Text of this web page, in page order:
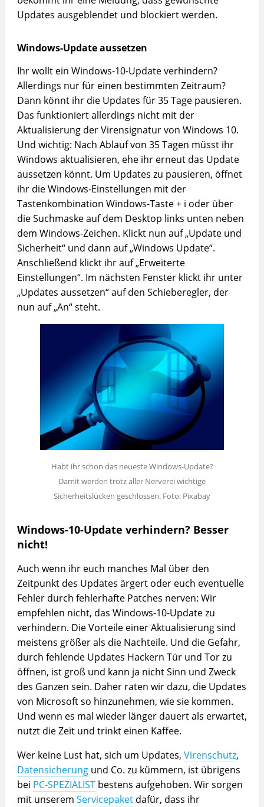
Updates ausgeblendet und blockiert werden.
Windows-Update aussetzen
Ihr wollt ein Windows-10-Update verhindern?
Allerdings nur für einen bestimmten Zeitraum?
Dann könnt ihr die Updates für 35 Tage pausieren.
Das funktioniert allerdings nicht mit der
Aktualisierung der Virensignatur von Windows 10.
Und wichtig: Nach Ablauf von 35 Tagen müsst ihr
Windows aktualisieren, ehe ihr erneut das Update
aussetzen könnt. Um Updates zu pausieren, öffnet
ihr die Windows-Einstellungen mit der
Tastenkombination Windows-Taste + i oder über
die Suchmaske auf dem Desktop links unten neben
dem Windows-Zeichen. Klickt nun auf „Update und
Sicherheit“ und dann auf „Windows Update“.
Anschließend klickt ihr auf „Erweiterte
Einstellungen“. Im nächsten Fenster klickt ihr unter
„Updates aussetzen“ auf den Schieberegler, der
nun auf „An“ steht.
Habt ihr schon das neueste Windows-Update?
Damit werden trotz aller Nerverei wichtige
Sicherheitslücken geschlossen. Foto: Pixabay
Windows-10-Update verhindern? Besser
nicht!
Auch wenn ihr euch manches Mal über den
Zeitpunkt des Updates ärgert oder euch eventuelle
Fehler durch fehlerhafte Patches nerven: Wir
empfehlen nicht, das Windows-10-Update zu
verhindern. Die Vorteile einer Aktualisierung sind
meistens größer als die Nachteile. Und die Gefahr,
durch fehlende Updates Hackern Tür und Tor zu
öffnen, ist groß und kann ja nicht Sinn und Zweck
des Ganzen sein. Daher raten wir dazu, die Updates
von Microsoft so hinzunehmen, wie sie kommen.
Und wenn es mal wieder länger dauert als erwartet,
nutzt die Zeit und trinkt einen Kaffee.
Wer keine Lust hat, sich um Updates, Virenschutz,
Datensicherungund Co. zu kümmern, ist übrigens
bei PC-SPEZIALISTbestens aufgehoben. Wir sorgen
mit unserem Servicepaketdafür, dass ihr